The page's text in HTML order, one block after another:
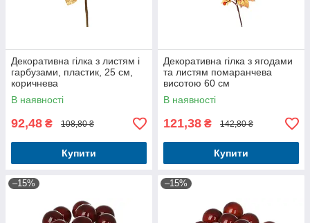
Декоративна гілка з листям і
гарбузами, пластик, 25 см,
коричнева
В наявності
92,48 ₴ 108,80 ₴
Купити
Декоративна гілка з ягодами
та листям помаранчева
висотою 60 см
В наявності
121,38 ₴ 142,80 ₴
Купити
–15% –15%